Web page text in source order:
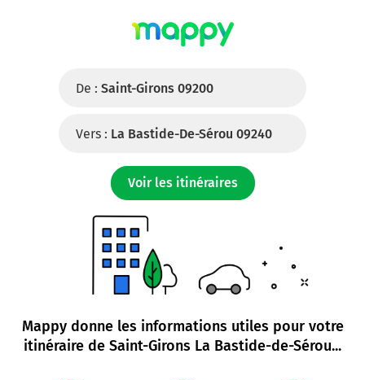
De : Saint-Girons 09200
Vers : La Bastide-De-Sérou 09240
Voir les itinéraires
Mappy donne les informations utiles pour votre
itinéraire de Saint-Girons La Bastide-de-Sérou...